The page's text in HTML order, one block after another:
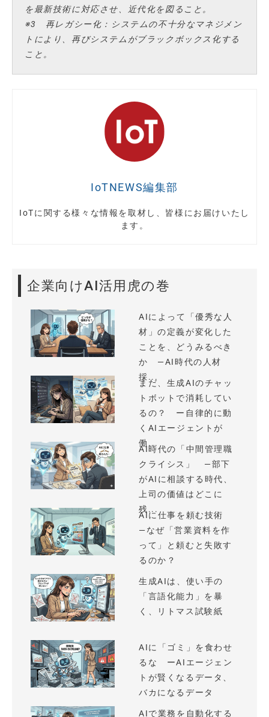
を最新技術に対応させ、近代化を図ること。
※3 再レガシー化：システムの不十分なマネジメン
トにより、再びシステムがブラックボックス化する
こと。
IoTNEWS編集部
IoTに関する様々な情報を取材し、皆様にお届けいたし
ます。
企業向けAI活用虎の巻
AIによって「優秀な人
材」の定義が変化した
ことを、どうみるべき
か —AI時代の人材
採...
まだ、生成AIのチャッ
トボットで消耗してい
るの？ ー自律的に動
くAIエージェントが
働...
AI時代の「中間管理職
クライシス」 —部下
がAIに相談する時代、
上司の価値はどこに
残...
AIに仕事を頼む技術
—なぜ「営業資料を作
って」と頼むと失敗す
るのか？
生成AIは、使い手の
「言語化能力」を暴
く、リトマス試験紙
AIに「ゴミ」を食わせ
るな ーAIエージェン
トが賢くなるデータ、
バカになるデータ
AIで業務を自動化する